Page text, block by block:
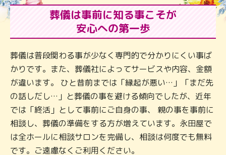
葬儀は事前に知る事こそが
安心への第一歩
葬儀は普段関わる事が少なく専門的で分かりにくい事ば
かりです。また、葬儀社によってサービスや内容、金額
が違います。 ひと昔前までは「縁起が悪い…」「まだ先
の話しだし…」と葬儀の事を避ける傾向でしたが、近年
では「終活」として事前にご自身の事、 親の事を事前に
相談し、葬儀の準備をする方が増えています。永田屋で
は全ホールに相談サロンを完備し、相談は何度でも無料
です。ご遠慮なくご利用ください。